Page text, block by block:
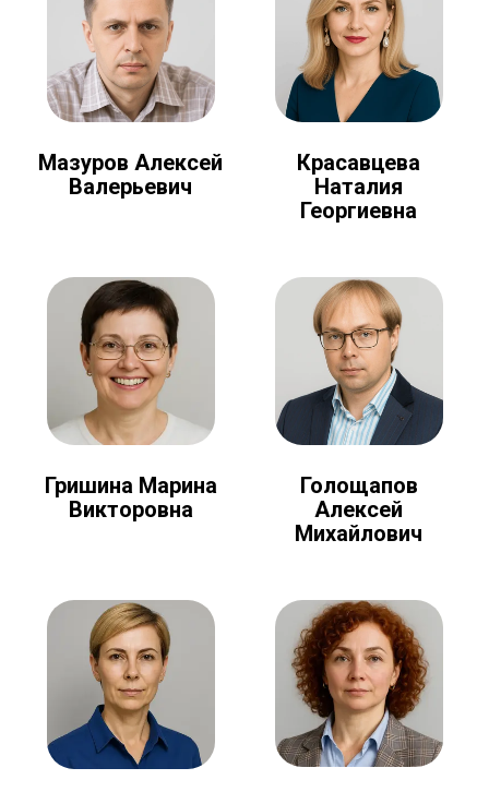
Мазуров Алексей
Валерьевич
Красавцева
Наталия
Георгиевна
Гришина Марина
Викторовна
Голощапов
Алексей
Михайлович